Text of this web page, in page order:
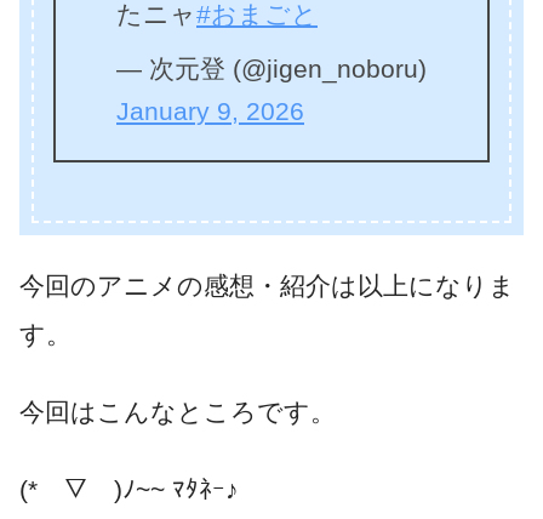
たニャ#おまごと
— 次元登 (@jigen_noboru)
January 9, 2026
今回のアニメの感想・紹介は以上になりま
す。
今回はこんなところです。
(*￣▽￣)ﾉ~~ ﾏﾀﾈｰ♪